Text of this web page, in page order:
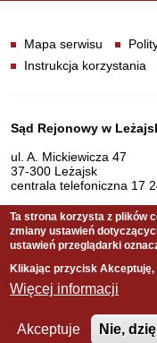
Mapa serwisu
Instrukcja korzystania
Dane
Sąd Rejonowy w
ul. A. Mickiewicza 47
37-300 Leżajsk
centrala telefoniczna 17
Serwis pełni funkcję
Copyright © 2011 Sąd
Ta strona korzysta z plików
zmiany ustawień
ustawień przeglądarki
Klikając przycisk
Więcej informacji
Akceptuje Nie,